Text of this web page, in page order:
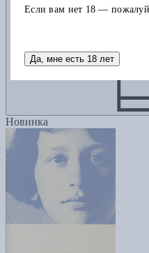
Новинка
Если вам нет 18 —
Да, мне есть 18 лет